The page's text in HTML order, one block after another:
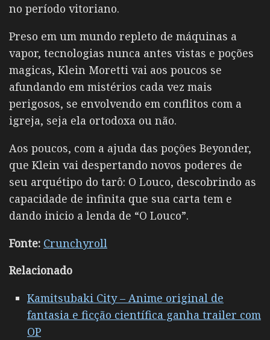
no período vitoriano.
Preso em um mundo repleto de máquinas a
vapor, tecnologias nunca antes vistas e poções
magicas, Klein Moretti vai aos poucos se
afundando em mistérios cada vez mais
perigosos, se envolvendo em conflitos com a
igreja, seja ela ortodoxa ou não.
Aos poucos, com a ajuda das poções Beyonder,
que Klein vai despertando novos poderes de
seu arquétipo do tarô: O Louco, descobrindo as
capacidade de infinita que sua carta tem e
dando inicio a lenda de “O Louco”.
Fonte: Crunchyroll
Relacionado
Kamitsubaki City – Anime original de
fantasia e ficção científica ganha trailer com
OP